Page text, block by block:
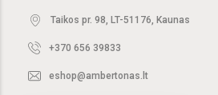
Taikos pr. 98, LT-51176, Kaunas
+370 656 39833
eshop@ambertonas.lt